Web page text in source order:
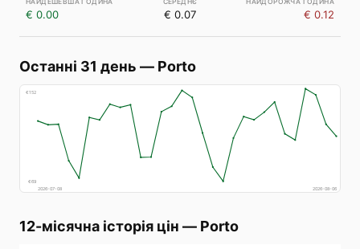
€ 0.00 € 0.07 € 0.12
Останні 31 день — Porto
€152
€69
2026-07-08
2026-08-06
12-місячна історія цін — Porto